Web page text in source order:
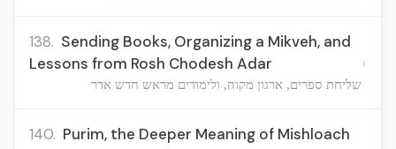
138. Sending Books, Organizing a Mikveh, and
Lessons from Rosh Chodesh Adar
שליחת ספרים, ארגון מקוה, ולימודים מראש חדש אדר
›
140. Purim, the Deeper Meaning of Mishloach